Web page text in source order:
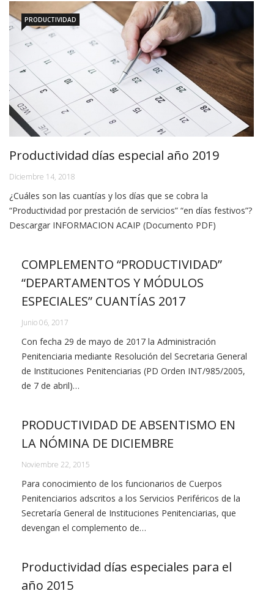
PRODUCTIVIDAD
Productividad días especial año 2019
Diciembre 14, 2018
¿Cuáles son las cuantías y los días que se cobra la
“Productividad por prestación de servicios” “en días festivos”?
Descargar INFORMACION ACAIP (Documento PDF)
COMPLEMENTO “PRODUCTIVIDAD”
“DEPARTAMENTOS Y MÓDULOS
ESPECIALES” CUANTÍAS 2017
Junio 06, 2017
Con fecha 29 de mayo de 2017 la Administración
Penitenciaria mediante Resolución del Secretaria General
de Instituciones Penitenciarias (PD Orden INT/985/2005,
de 7 de abril)…
PRODUCTIVIDAD DE ABSENTISMO EN
LA NÓMINA DE DICIEMBRE
Noviembre 22, 2015
Para conocimiento de los funcionarios de Cuerpos
Penitenciarios adscritos a los Servicios Periféricos de la
Secretaría General de Instituciones Penitenciarias, que
devengan el complemento de…
Productividad días especiales para el
año 2015